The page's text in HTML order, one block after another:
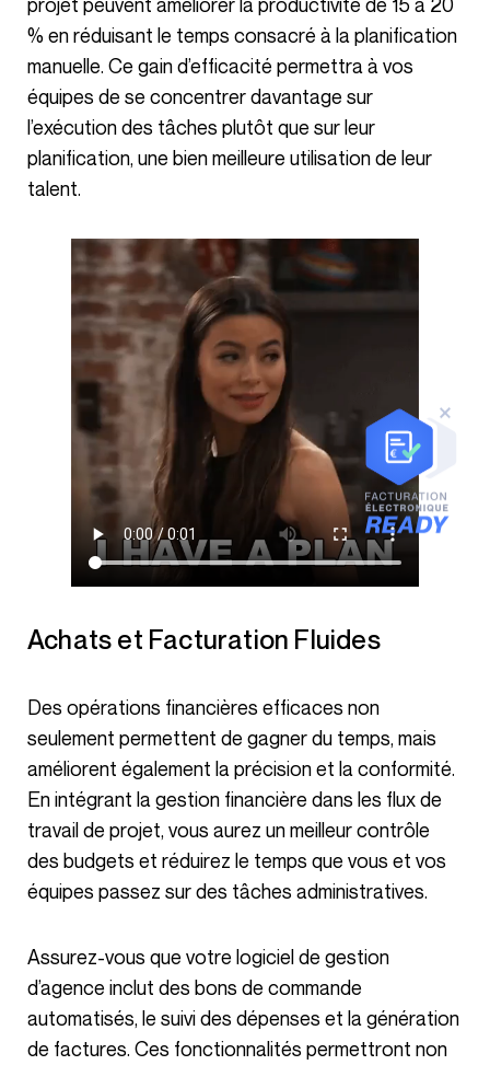
% en réduisant le temps consacré à la planification
manuelle. Ce gain d’efficacité permettra à vos
équipes de se concentrer davantage sur
l’exécution des tâches plutôt que sur leur
planification, une bien meilleure utilisation de leur
talent.
Achats et Facturation Fluides
Des opérations financières efficaces non
seulement permettent de gagner du temps, mais
améliorent également la précision et la conformité.
En intégrant la gestion financière dans les flux de
travail de projet, vous aurez un meilleur contrôle
des budgets et réduirez le temps que vous et vos
équipes passez sur des tâches administratives.
Assurez-vous que votre logiciel de gestion
d’agence inclut des bons de commande
automatisés, le suivi des dépenses et la génération
de factures. Ces fonctionnalités permettront non